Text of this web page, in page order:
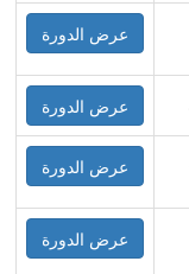
عرض الدورة
عرض الدورة
عرض الدورة
عرض الدورة